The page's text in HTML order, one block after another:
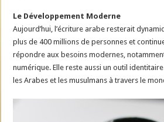
Le Développement Moderne
Aujourd’hui, l’écriture arabe resterait
plus de 400 millions de personnes et
répondre aux besoins modernes,
numérique. Elle reste aussi un outil
les Arabes et les musulmans à travers le